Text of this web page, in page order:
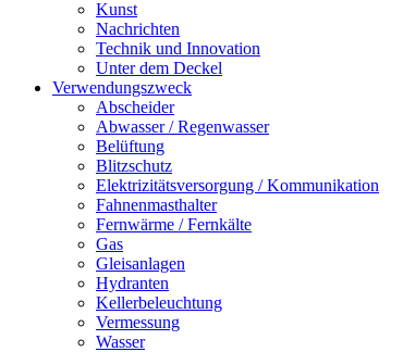
Kunst
Nachrichten
Technik und Innovation
Unter dem Deckel
Verwendungszweck
Abscheider
Abwasser / Regenwasser
Belüftung
Blitzschutz
Elektrizitätsversorgung / Kommunikation
Fahnenmasthalter
Fernwärme / Fernkälte
Gas
Gleisanlagen
Hydranten
Kellerbeleuchtung
Vermessung
Wasser